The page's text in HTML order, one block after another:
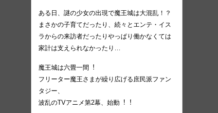
ある⽇、謎の少⼥の出現で魔王城は⼤混乱！？
まさかの⼦育てだったり、続々とエンテ・イス
ラからの来訪者だったりやっぱり働かなくては
家計は⽀えられなかったり…
魔王城は六畳⼀間︕
フリーター魔王さまが繰り広げる庶⺠派ファン
タジー、
波乱のTVアニメ第2幕、始動︕︕